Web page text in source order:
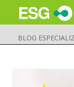
BLOG